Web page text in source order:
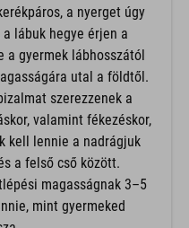
a nyerget úgy
lábuk hegye érjen a
a gyermek lábhosszától
utal a földtől.
szerezzenek a
valamint fékezéskor,
kell lennie a nadrágjuk
a felső cső között.
magasságnak 3–5
mint gyermeked